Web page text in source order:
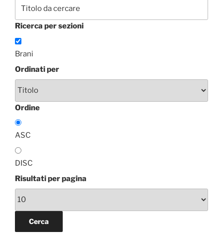
Ricerca per sezioni
Brani
Ordinati per
Ordine
ASC
DISC
Risultati per pagina